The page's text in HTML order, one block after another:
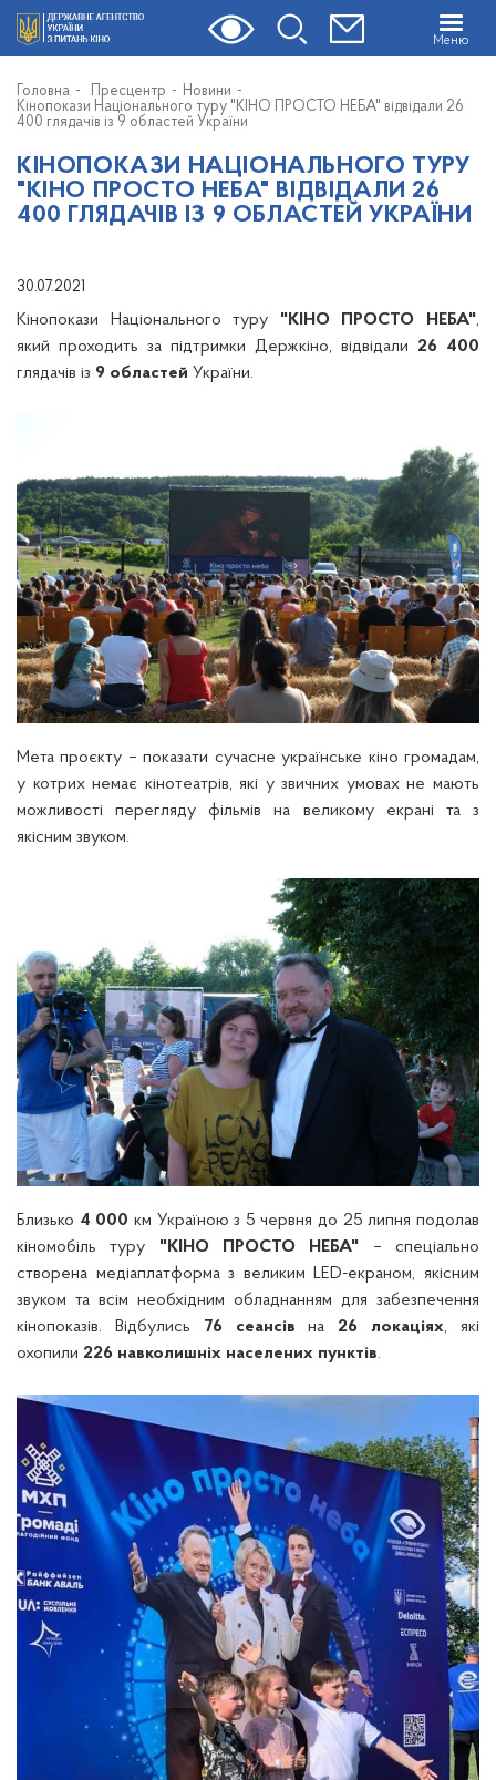
Меню
Головна Пресцентр
Новини
Кінопокази Національного туру "КІНО ПРОСТО НЕБА" відвідали 26
400 глядачів із 9 областей України
КІНОПОКАЗИ НАЦІОНАЛЬНОГО ТУРУ
"КІНО ПРОСТО НЕБА" ВІДВІДАЛИ 26
400 ГЛЯДАЧІВ ІЗ 9 ОБЛАСТЕЙ УКРАЇНИ
30.07.2021
Кінопокази Національного туру "КІНО ПРОСТО НЕБА",
який проходить за підтримки Держкіно, відвідали 26 400
глядачів із 9 областей України.
Мета проєкту – показати сучасне українське кіно громадам,
у котрих немає кінотеатрів, які у звичних умовах не мають
можливості перегляду фільмів на великому екрані та з
якісним звуком.
Близько 4 000 км Україною з 5 червня до 25 липня подолав
кіномобіль туру "КІНО ПРОСТО НЕБА" – спеціально
створена медіаплатформа з великим LED-екраном, якісним
звуком та всім необхідним обладнанням для забезпечення
кінопоказів.
Відбулись 76 сеансів на 26 локаціях, які
охопили 226 навколишніх населених пунктів.